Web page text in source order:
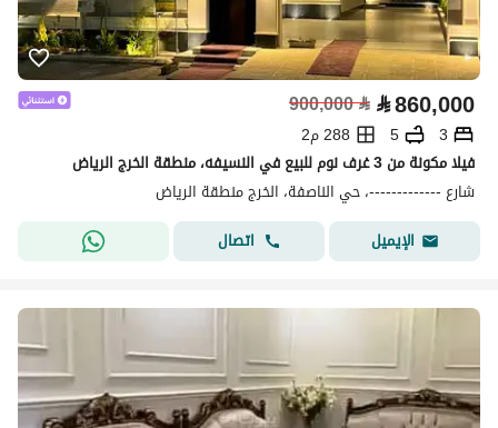
⃁860,000
⃁
900,000
3
5
288 م2
فيلا مكونة من 3 غرف نوم للبيع في النسيفه، منطقة الخرج الرياض
شارع -------------، حي الناصفة، الخرج منطقة الرياض
الإيميل
اتصال